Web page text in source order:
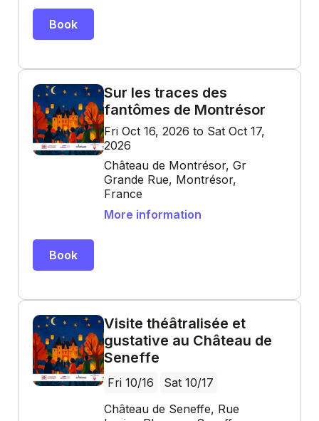
Book
Sur les traces des
fantômes de Montrésor
Fri Oct 16, 2026 to Sat Oct 17,
2026
Château de Montrésor, Gr
Grande Rue, Montrésor,
France
More information
Book
Visite théâtralisée et
gustative au Château de
Seneffe
Fri 10/16
Sat 10/17
Château de Seneffe, Rue